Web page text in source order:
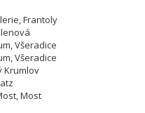
Frantoly
Všeradice
Všeradice
Krumlov
Most